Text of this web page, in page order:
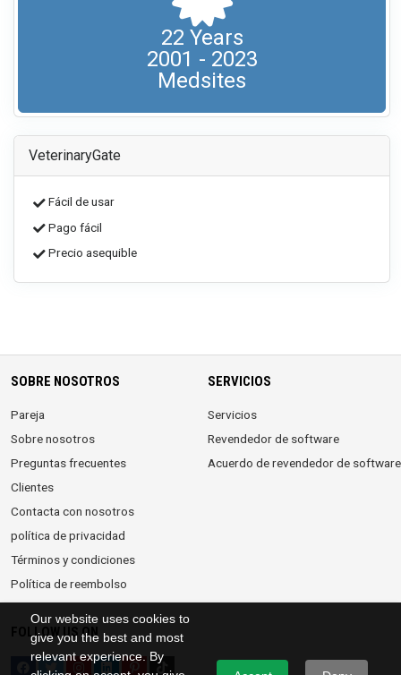
Our website uses cookies to
give you the best and most
relevant experience. By
22 Years
2001 - 2023
Medsites
VeterinaryGate
Fácil de usar
Pago fácil
Precio asequible
SOBRE NOSOTROS
Pareja
Sobre nosotros
Preguntas frecuentes
Clientes
Contacta con nosotros
política de privacidad
Términos y condiciones
Política de reembolso
SERVICIOS
Servicios
Revendedor de software
Acuerdo de revendedor de software
FOLLOW US ON